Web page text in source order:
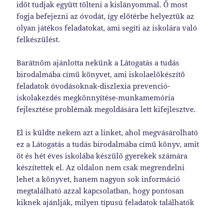
időt tudjak együtt tölteni a kislányommal. Ő most
fogja befejezni az óvodát, így előtérbe helyeztük az
olyan játékos feladatokat, ami segíti az iskolára való
felkészülést.
Barátnőm ajánlotta nekünk a Látogatás a tudás
birodalmába című könyvet, ami iskolaelőkészítő
feladatok óvodásoknak-diszlexia prevenció-
iskolakezdés megkönnyítése-munkamemória
fejlesztése problémák megoldására lett kifejlesztve.
El is küldte nekem azt a linket, ahol megvásárolható
ez a Látogatás a tudás birodalmába című könyv, amit
öt és hét éves iskolába készülő gyerekek számára
készítettek el. Az oldalon nem csak megrendelni
lehet a könyvet, hanem nagyon sok információ
megtalálható azzal kapcsolatban, hogy pontosan
kiknek ajánlják, milyen típusú feladatok találhatók